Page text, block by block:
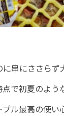
串にささらず
で初夏のよう
ル最高の使い